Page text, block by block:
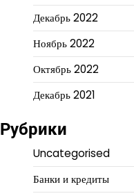
Декабрь 2022
Ноябрь 2022
Октябрь 2022
Декабрь 2021
Рубрики
Uncategorised
Банки и кредиты